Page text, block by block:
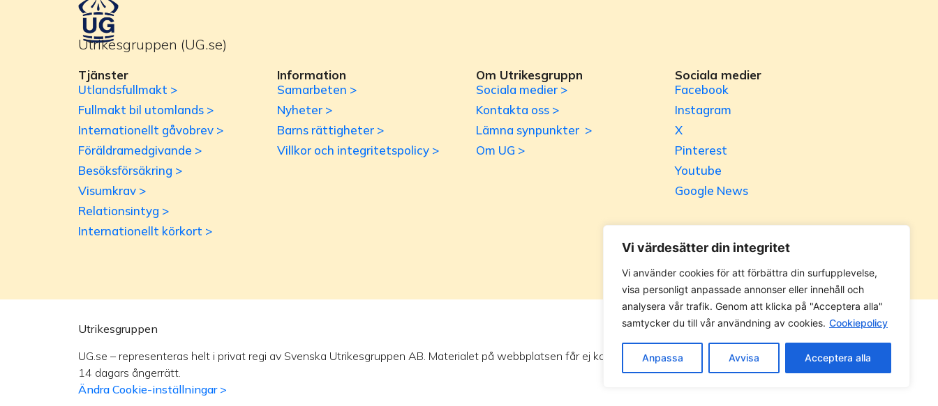
Vi värdesätter din integritet
Vi använder cookies för att förbättra din surfupplevelse,
visa personligt anpassade annonser eller innehåll och
analysera vår trafik. Genom att klicka på "Acceptera alla"
samtycker du till vår användning av cookies. Cookiepolicy
Anpassa Avvisa Acceptera alla
Utrikesgruppen (UG.se)
Tjänster
Utlandsfullmakt >
Fullmakt bil utomlands >
Internationellt gåvobrev >
Föräldramedgivande >
Besöksförsäkring >
Visumkrav >
Relationsintyg >
Internationellt körkort >
Information
Samarbeten >
Nyheter >
Barns rättigheter >
Villkor och integritetspolicy >
Om Utrikesgruppn
Sociala medier >
Kontakta oss >
Lämna synpunkter >
Om UG >
Sociala medier
Facebook
Instagram
X
Pinterest
Youtube
Google News
Utrikesgruppen
UG.se – representeras helt i privat regi av Svenska Utrikesgruppen AB. Materialet på webbplatsen får ej kopieras utan tillåtelse. Alla priser anges ink. moms.
14 dagars ångerrätt.
Ändra Cookie-inställningar >